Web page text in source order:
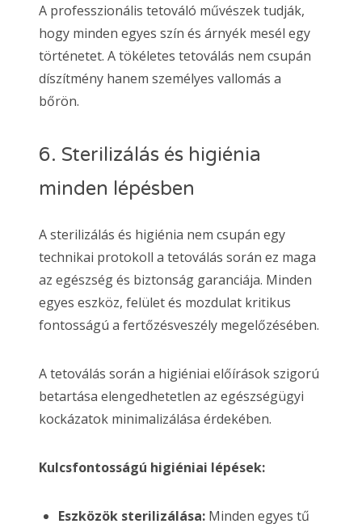
A professzionális tetováló művészek tudják,
hogy minden egyes szín és árnyék mesél egy
történetet. A tökéletes tetoválás nem csupán
díszítmény hanem személyes vallomás a
bőrön.
6. Sterilizálás és higiénia
minden lépésben
A sterilizálás és higiénia nem csupán egy
technikai protokoll a tetoválás során ez maga
az egészség és biztonság garanciája. Minden
egyes eszköz, felület és mozdulat kritikus
fontosságú a fertőzésveszély megelőzésében.
A tetoválás során a higiéniai előírások szigorú
betartása elengedhetetlen az egészségügyi
kockázatok minimalizálása érdekében.
Kulcsfontosságú higiéniai lépések:
Eszközök sterilizálása: Minden egyes tű